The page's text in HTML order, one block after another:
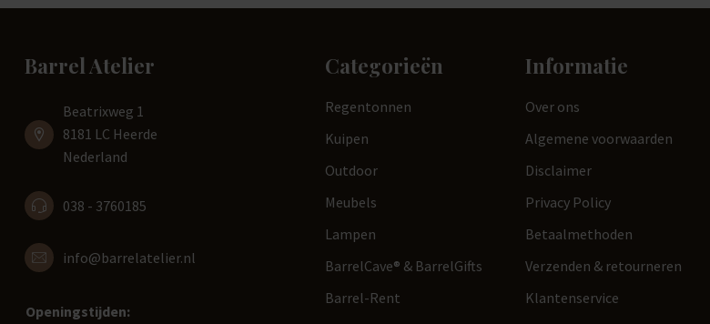
Barrel Atelier
Beatrixweg 1
8181 LC Heerde
Nederland
038 - 3760185
info@barrelatelier.nl
Openingstijden:
Categorieën
Regentonnen
Kuipen
Outdoor
Meubels
Lampen
BarrelCave® & BarrelGifts
Barrel-Rent
Informatie
Over ons
Algemene voorwaarden
Disclaimer
Privacy Policy
Betaalmethoden
Verzenden & retourneren
Klantenservice